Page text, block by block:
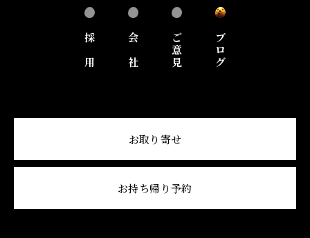
採
用
会
社
ご
意
見
ブ
ロ
グ
お取り寄せ
お持ち帰り予約